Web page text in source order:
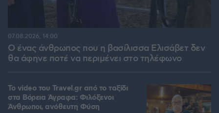
Ο ένας άνθρωπος που η βασίλισσα Ελισάβετ δεν
θα άφηνε ποτέ να περιμένει στο τηλέφωνο
07.08.2026, 14:00
To video του Travel.gr από το ταξίδι
στα Βόρεια Άγραφα: Φιλόξενοι
Άνθρωποι, ανόθευτη Φύση